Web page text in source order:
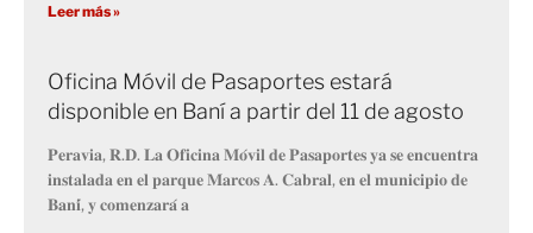
Leer más »
Oficina Móvil de Pasaportes estará
disponible en Baní a partir del 11 de agosto
𝐏𝐞𝐫𝐚𝐯𝐢𝐚, 𝐑.𝐃. 𝐋𝐚 𝐎𝐟𝐢𝐜𝐢𝐧𝐚 𝐌𝐨́𝐯𝐢𝐥 𝐝𝐞 𝐏𝐚𝐬𝐚𝐩𝐨𝐫𝐭𝐞𝐬 𝐲𝐚 𝐬𝐞 𝐞𝐧𝐜𝐮𝐞𝐧𝐭𝐫𝐚
𝐢𝐧𝐬𝐭𝐚𝐥𝐚𝐝𝐚 𝐞𝐧 𝐞𝐥 𝐩𝐚𝐫𝐪𝐮𝐞 𝐌𝐚𝐫𝐜𝐨𝐬 𝐀. 𝐂𝐚𝐛𝐫𝐚𝐥, 𝐞𝐧 𝐞𝐥 𝐦𝐮𝐧𝐢𝐜𝐢𝐩𝐢𝐨 𝐝𝐞
𝐁𝐚𝐧𝐢́, 𝐲 𝐜𝐨𝐦𝐞𝐧𝐳𝐚𝐫𝐚́ 𝐚